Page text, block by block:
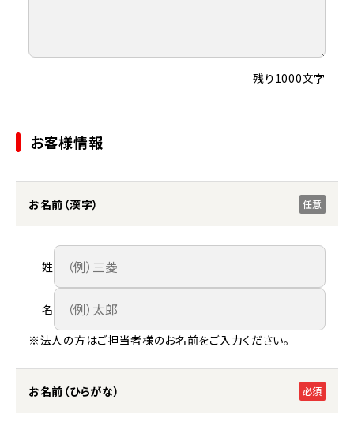
残り1000文字
お客様情報
お名前（漢字） 任意
姓
名
※法人の方はご担当者様のお名前をご入力ください。
お名前（ひらがな） 必須